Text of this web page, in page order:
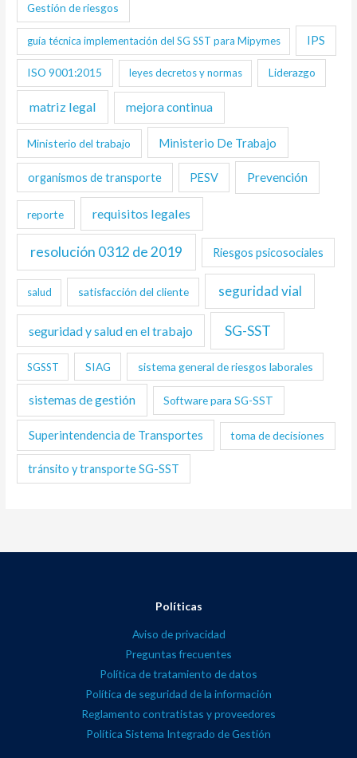
Gestión de riesgos
guía técnica implementación del SG SST para Mipymes IPS
ISO 9001:2015 leyes decretos y normas Liderazgo
matriz legal mejora continua
Ministerio del trabajo Ministerio De Trabajo
organismos de transporte PESV Prevención
reporte requisitos legales
resolución 0312 de 2019 Riesgos psicosociales
salud satisfacción del cliente seguridad vial
seguridad y salud en el trabajo SG-SST
SGSST SIAG sistema general de riesgos laborales
sistemas de gestión Software para SG-SST
Superintendencia de Transportes toma de decisiones
tránsito y transporte SG-SST
Políticas
Aviso de privacidad
Preguntas frecuentes
Política de tratamiento de datos
Política de seguridad de la información
Reglamento contratistas y proveedores
Política Sistema Integrado de Gestión